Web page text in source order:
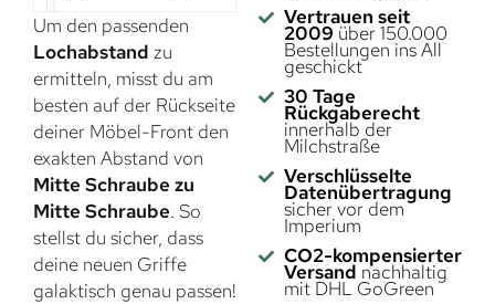
Um den passenden
Lochabstand zu
ermitteln, misst du am
besten auf der Rückseite
deiner Möbel-Front den
exakten Abstand von
Mitte Schraube zu
Mitte Schraube. So
stellst du sicher, dass
deine neuen Griffe
galaktisch genau passen!
Vertrauen seit
2009 über 150.000
Bestellungen ins All
geschickt
30 Tage
Rückgaberecht
innerhalb der
Milchstraße
Verschlüsselte
Datenübertragung
sicher vor dem
Imperium
CO2-kompensierter
Versand nachhaltig
mit DHL GoGreen